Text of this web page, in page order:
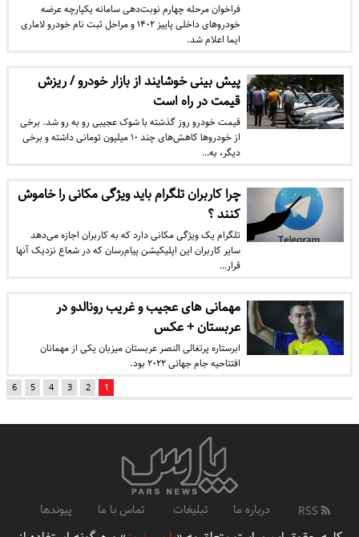
فراخوان مرحله چهارم نوبت‌دهی سامانه یکپارچه عرضه
خودروهای داخلی پاییز ۱۴۰۲ و مراحل ثبت نام خودرو لاماری
ایما اعلام شد.
پیش بینی خوشایند از بازار خودرو / ریزش
قیمت در راه است
قیمت خودرو روز گذشته با شوک عجیبی رو به رو شد. برخی
از خودرو‌ها کاهش‌های چند ۱۰ میلیون تومانی داشته و برخی
دیگر، به…
چرا کاربران تلگرام باید ویژگی مکانی را خاموش
کنند ؟
تلگرام یک ویژگی مکانی دارد که به کاربران اجازه می‌دهد
سایر کاربران این اپلیکیشن پیام‌رسان که در شعاع نزدیک آنها
قرار…
مهمانی های عجیب و غریب رونالدو در
عربستان + عکس
ابرستاره پرتغالی النصر عربستان میزبان یکی از مهمانان
افتتاحیه جام جهانی ۲۰۲۲ بود.
1
2
3
4
5
6
درباره ما تبلیغات تماس با ما پیوندها